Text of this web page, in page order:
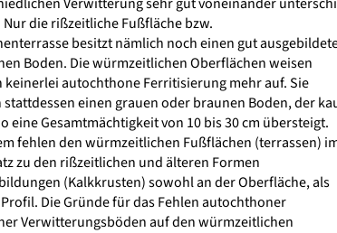
die rißzeitliche Fußfläche bzw.
besitzt nämlich noch einen gut
Boden. Die würmzeitlichen Oberflächen weisen
keinerlei autochthone Ferritisierung mehr auf. Sie
stattdessen einen grauen oder braunen Boden, der
eine Gesamtmächtigkeit von 10 bis 30 cm übersteigt.
fehlen den würmzeitlichen Fußflächen (terrassen)
zu den rißzeitlichen und älteren Formen
(Kalkkrusten) sowohl an der Oberfläche, als
Die Gründe für das Fehlen autochthoner
Verwitterungsböden auf den würmzeitlichen